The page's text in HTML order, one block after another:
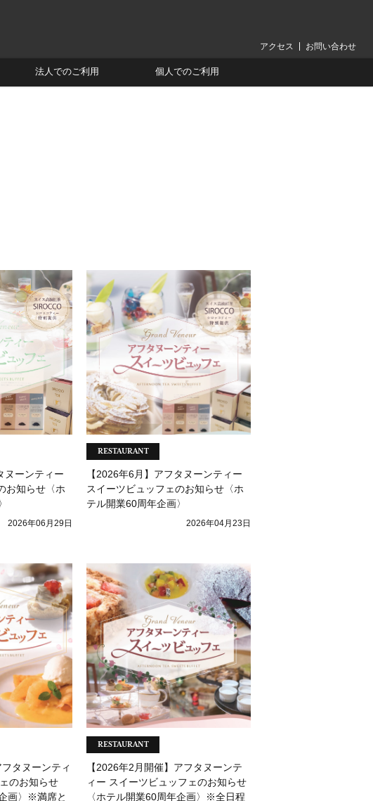
アクセス お問い合わせ
法人でのご利用 個人でのご利用
ヌーンティー
お知らせ〈ホ
2026年06月29日
RESTAURANT
【2026年6月】アフタヌーンティー
スイーツビュッフェのお知らせ〈ホ
テル開業60周年企画〉
2026年04月23日
タヌーンティ
のお知らせ
画〉※満席と
RESTAURANT
【2026年2月開催】アフタヌーンテ
ィー スイーツビュッフェのお知らせ
〈ホテル開業60周年企画〉※全日程